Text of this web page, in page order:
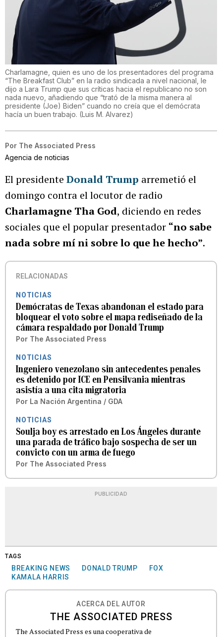
Charlamagne, quien es uno de los presentadores del programa
“The Breakfast Club” en la radio sindicada a nivel nacional, le
dijo a Lara Trump que sus críticas hacia el republicano no son
nada nuevo, añadiendo que “trató de la misma manera al
presidente (Joe) Biden” cuando no creía que el demócrata
hacía un buen trabajo. (Luis M. Alvarez)
Por The Associated Press
Agencia de noticias
El presidente Donald Trump arremetió el
domingo contra el locutor de radio
Charlamagne Tha God, diciendo en redes
sociales que el popular presentador “no sabe
nada sobre mí ni sobre lo que he hecho”.
RELACIONADAS
NOTICIAS
Demócratas de Texas abandonan el estado para
bloquear el voto sobre el mapa rediseñado de la
cámara respaldado por Donald Trump
Por The Associated Press
NOTICIAS
Ingeniero venezolano sin antecedentes penales
es detenido por ICE en Pensilvania mientras
asistía a una cita migratoria
Por La Nación Argentina / GDA
NOTICIAS
Soulja boy es arrestado en Los Ángeles durante
una parada de tráfico bajo sospecha de ser un
convicto con un arma de fuego
Por The Associated Press
PUBLICIDAD
TAGS
BREAKING NEWS DONALD TRUMP
FOX
KAMALA HARRIS
ACERCA DEL AUTOR
THE ASSOCIATED PRESS
The Associated Press es una cooperativa de